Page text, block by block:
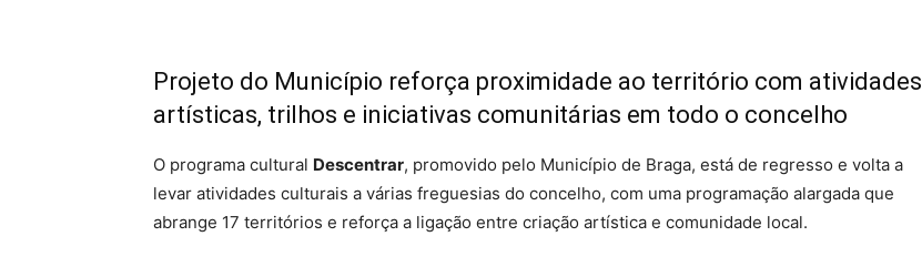
Projeto do Município reforça proximidade ao território com atividades
artísticas, trilhos e iniciativas comunitárias em todo o concelho
O programa cultural Descentrar, promovido pelo Município de Braga, está de regresso e volta a
levar atividades culturais a várias freguesias do concelho, com uma programação alargada que
abrange 17 territórios e reforça a ligação entre criação artística e comunidade local.